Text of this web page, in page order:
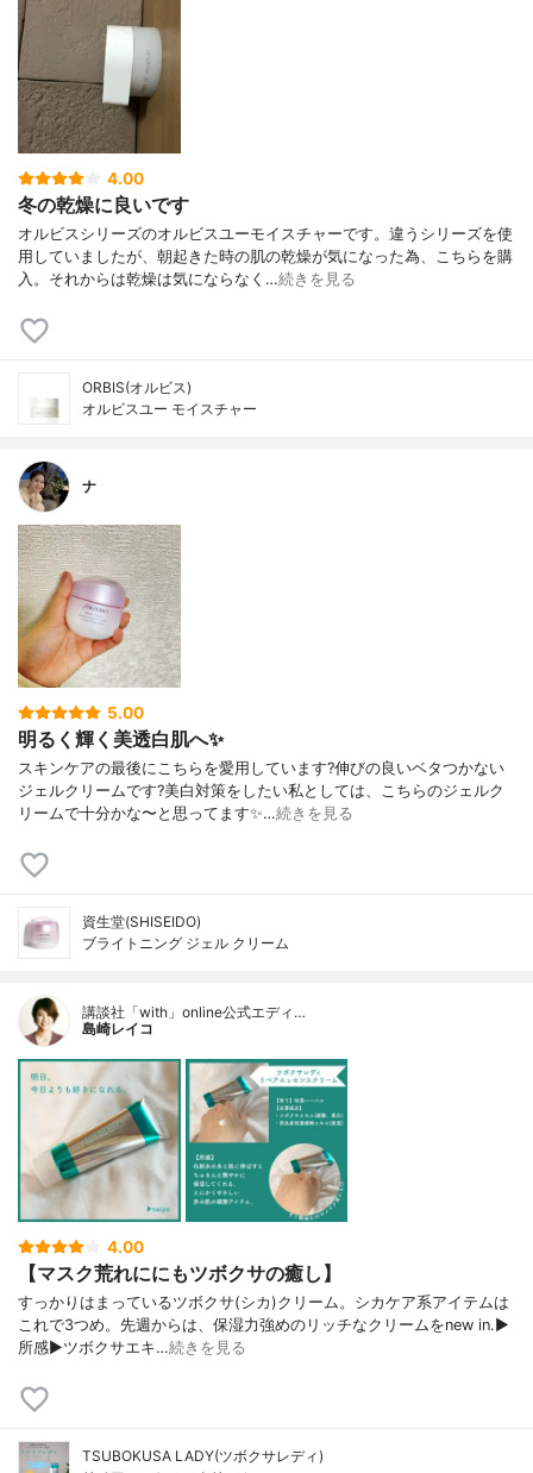
4.00
冬の乾燥に良いです
オルビスシリーズのオルビスユーモイスチャーです。違うシリーズを使
用していましたが、朝起きた時の肌の乾燥が気になった為、こちらを購
入。それからは乾燥は気にならなく…続きを見る
ORBIS(オルビス)
オルビスユー モイスチャー
ナ
5.00
明るく輝く美透白肌へ✨
スキンケアの最後にこちらを愛用しています?伸びの良いベタつかない
ジェルクリームです?美白対策をしたい私としては、こちらのジェルク
リームで十分かな〜と思ってます✨…続きを見る
資生堂(SHISEIDO)
ブライトニング ジェル クリーム
講談社「with」online公式エディ…
島崎レイコ
4.00
【マスク荒れににもツボクサの癒し】
すっかりはまっているツボクサ(シカ)クリーム。シカケア系アイテムは
これで3つめ。先週からは、保湿力強めのリッチなクリームをnew in.▶︎
所感▶︎ツボクサエキ…続きを見る
TSUBOKUSA LADY(ツボクサレディ)